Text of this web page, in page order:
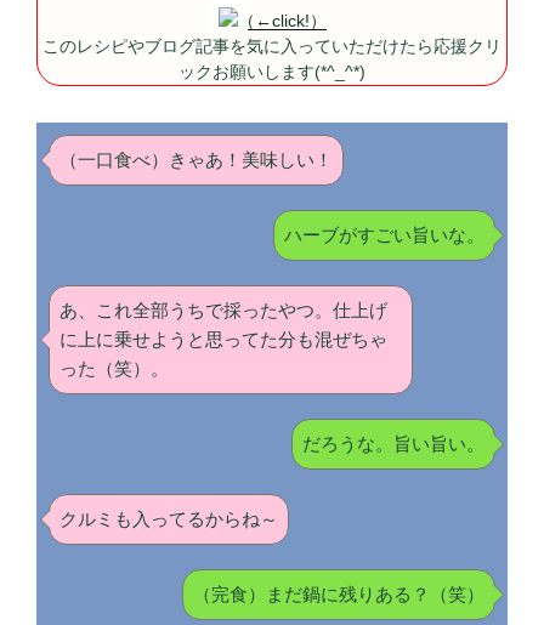
（←click!）
このレシピやブログ記事を気に入っていただけたら応援クリ
ックお願いします(*^_^*)
（一口食べ）きゃあ！美味しい！
ハーブがすごい旨いな。
あ、これ全部うちで採ったやつ。仕上げ
に上に乗せようと思ってた分も混ぜちゃ
った（笑）。
だろうな。旨い旨い。
クルミも入ってるからね～
（完食）まだ鍋に残りある？（笑）